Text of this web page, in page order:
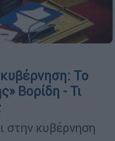
Το
Βορίδη - Τι
στην κυβέρνηση